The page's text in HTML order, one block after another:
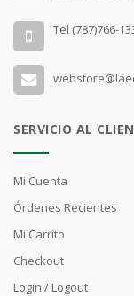
Tel (787)766-
SERVICIO AL
Mi Cuenta
Órdenes Recientes
Mi Carrito
Checkout
Login / Logout